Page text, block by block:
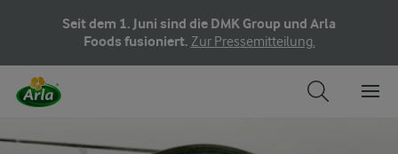
Seit dem 1. Juni sind die DMK Group und Arla
Foods fusioniert. Zur Pressemitteilung.